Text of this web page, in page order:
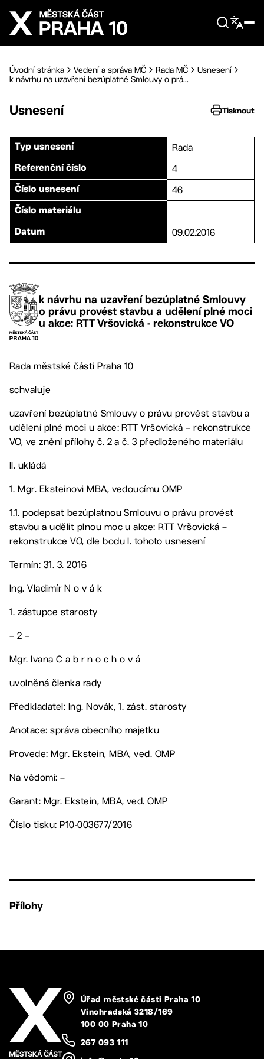
Přejít na hlavní obsah
Úvodní stránka Vedení a správa MČ Rada MČ
Usnesení
k návrhu na uzavření bezúplatné Smlouvy o prá...
Usnesení Tisknout
Typ usnesení Rada
Referenční číslo 4
Číslo usnesení 46
Číslo materiálu
Datum 09.02.2016
k návrhu na uzavření bezúplatné Smlouvy
o právu provést stavbu a udělení plné moci
u akce: RTT Vršovická - rekonstrukce VO
Rada městské části Praha 10
schvaluje
uzavření bezúplatné Smlouvy o právu provést stavbu a
udělení plné moci u akce: RTT Vršovická – rekonstrukce
VO, ve znění přílohy č. 2 a č. 3 předloženého materiálu
II. ukládá
1. Mgr. Eksteinovi MBA, vedoucímu OMP
1.1. podepsat bezúplatnou Smlouvu o právu provést
stavbu a udělit plnou moc u akce: RTT Vršovická –
rekonstrukce VO, dle bodu I. tohoto usnesení
Termín: 31. 3. 2016
Ing. Vladimír N o v á k
1. zástupce starosty
– 2 –
Mgr. Ivana C a b r n o c h o v á
uvolněná členka rady
Předkladatel: Ing. Novák, 1. zást. starosty
Anotace: správa obecního majetku
Provede: Mgr. Ekstein, MBA, ved. OMP
Na vědomí: –
Garant: Mgr. Ekstein, MBA, ved. OMP
Číslo tisku: P10-003677/2016
Přílohy
Úřad městské části Praha 10
Vinohradská 3218/169
100 00 Praha 10
267 093 111